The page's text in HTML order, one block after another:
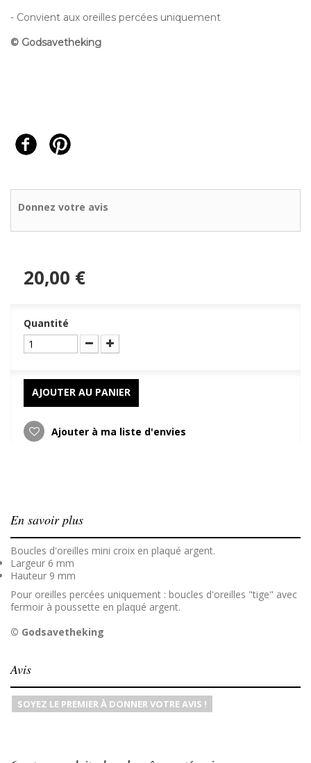
- Convient aux oreilles percées uniquement
© Godsavetheking
Donnez votre avis
20,00 €
Quantité
AJOUTER AU PANIER
Ajouter à ma liste d'envies
En savoir plus
Boucles d'oreilles mini croix en plaqué argent.
Largeur 6 mm
Hauteur 9 mm
Pour oreilles percées uniquement : boucles d'oreilles "tige" avec
fermoir à poussette en plaqué argent.
© Godsavetheking
Avis
SOYEZ LE PREMIER À DONNER VOTRE AVIS !